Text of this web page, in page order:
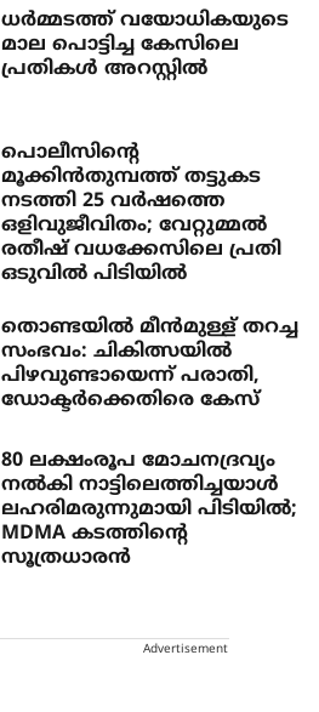
ധർമ്മടത്ത് വയോധികയുടെ
മാല പൊട്ടിച്ച കേസിലെ
പ്രതികൾ അറസ്റ്റിൽ
പൊലീസിന്റെ
മൂക്കിൻതുമ്പത്ത് തട്ടുകട
നടത്തി 25 വർഷത്തെ
ഒളിവുജീവിതം; വേറ്റുമ്മൽ
രതീഷ് വധക്കേസിലെ പ്രതി
ഒടുവിൽ പിടിയിൽ
തൊണ്ടയിൽ മീൻമുള്ള് തറച്ച
സംഭവം: ചികിത്സയിൽ
പിഴവുണ്ടായെന്ന് പരാതി,
ഡോക്ടർക്കെതിരെ കേസ്
80 ലക്ഷംരൂപ മോചനദ്രവ്യം
നൽകി നാട്ടിലെത്തിച്ചയാൾ
ലഹരിമരുന്നുമായി പിടിയിൽ;
MDMA കടത്തിന്റെ
സൂത്രധാരൻ
Advertisement